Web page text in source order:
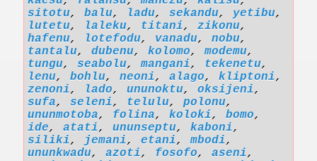
sitotu, balu, ladu, sekandu, yetibu,
lutetu, laleku, titani, zikonu,
hafenu, lotefodu, vanadu, nobu,
tantalu, dubenu, kolomo,modemu,
tungu, seabolu,mangani, tekenetu,
lenu, bohlu, neoni, alago, kliptoni,
zenoni, lado, ununoktu, oksijeni,
sufa, seleni, telulu, polonu,
ununmotoba, folina, koloki, bomo,
ide, atati, ununseptu, kaboni,
siliki, jemani, etani,mbodi,
ununkwadu, azoti, fosofo, aseni,